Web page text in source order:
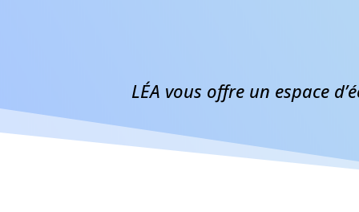
LÉA vous offre un espace